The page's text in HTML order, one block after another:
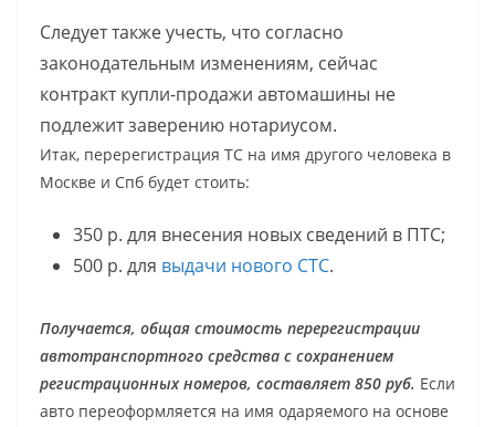
Следует также учесть, что согласно
законодательным изменениям, сейчас
контракт купли-продажи автомашины не
подлежит заверению нотариусом.
Итак, перерегистрация ТС на имя другого человека в
Москве и Спб будет стоить:
350 р. для внесения новых сведений в ПТС;
500 р. для выдачи нового СТС.
Получается, общая стоимость перерегистрации
автотранспортного средства с сохранением
регистрационных номеров, составляет 850 руб. Если
авто переоформляется на имя одаряемого на основе